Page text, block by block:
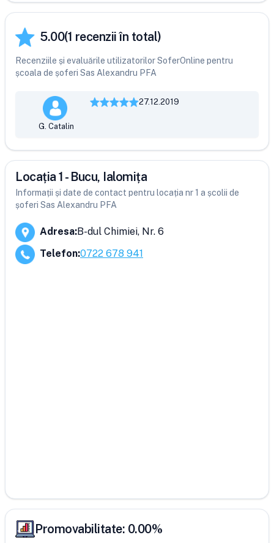
5.00(1 recenzii în total)
Recenziile și evaluările utilizatorilor SoferOnline pentru
școala de șoferi Sas Alexandru PFA
G. Catalin
27.12.2019
Locația 1 - Bucu, Ialomița
Informații și date de contact pentru locația nr 1 a școlii de
șoferi Sas Alexandru PFA
Adresa:B-dul Chimiei, Nr. 6
Telefon:0722 678 941
Promovabilitate: 0.00%